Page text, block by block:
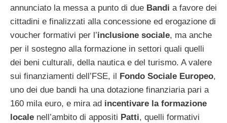
annunciato la messa a punto di due Bandi a favore dei
cittadini e finalizzati alla concessione ed erogazione di
voucher formativi per l’inclusione sociale, ma anche
per il sostegno alla formazione in settori quali quelli
dei beni culturali, della nautica e del turismo. A valere
sui finanziamenti dell’FSE, il
Fondo Sociale Europeo,
uno dei due bandi ha una dotazione finanziaria pari a
160 mila euro, e mira ad incentivare la formazione
locale nell’ambito di appositi Patti, quelli formativi